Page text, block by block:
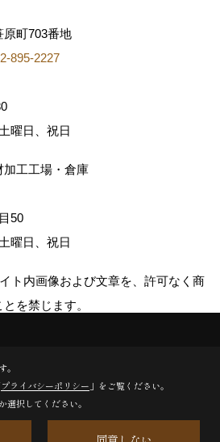
原町703番地
895-2227
曜日、祝日
工工場・倉庫
50
曜日、祝日
ト内画像および文章を、許可なく商
を禁じます。
All Rights Reserved.
ト
プライバシーポリシー 」をご覧ください。
択してください。